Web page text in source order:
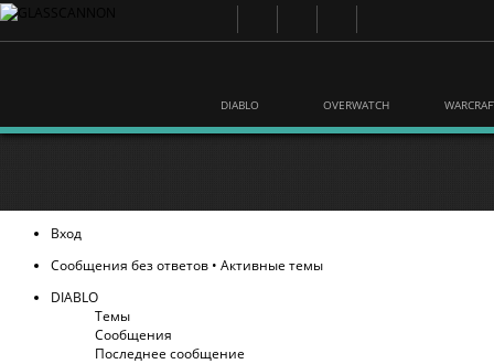
DIABLO OVERWATCH
Вход
Сообщения без ответов • Активные темы
DIABLO
Темы
Сообщения
Последнее сообщение